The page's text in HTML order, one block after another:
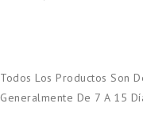
Todos Los Productos Son
Generalmente De 7 A 15